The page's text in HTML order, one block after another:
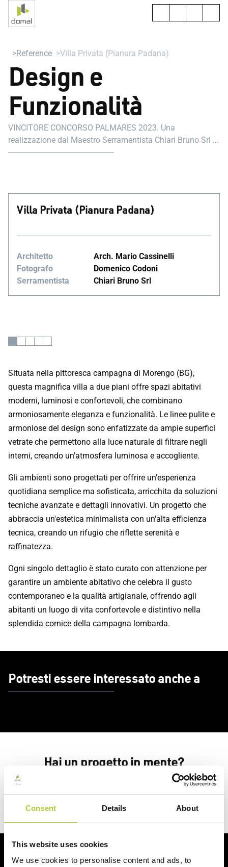
Consent Details About
This website uses cookies
We use cookies to personalise content and ads, to
Reference Villa Privata (Pianura Padana)
Design e
Funzionalità
VINCITORE CONCORSO PALMARES 2023. Una
realizzazione dal Maestro Serramentista Chiari Bruno Srl in
collaborazione con l’Architetto Mario Cassinelli.
Villa Privata (Pianura Padana)
Architetto
Arch. Mario Cassinelli
Fotografo
Domenico Codoni
Serramentista
Chiari Bruno Srl
Situata nella pittoresca campagna di Morengo (BG),
questa magnifica villa a due piani offre spazi abitativi
moderni, luminosi e confortevoli, che combinano
armoniosamente eleganza e funzionalità. Le linee pulite e
armoniose del design sono enfatizzate da ampie superfici
vetrate che permettono alla luce naturale di filtrare negli
interni, creando un'atmosfera luminosa e accogliente.
Gli ambienti sono progettati per offrire un'esperienza
quotidiana semplice ma sofisticata, arricchita da soluzioni
tecniche avanzate e dettagli innovativi. Un progetto che
abbraccia un'estetica minimalista con un'alta efficienza
tecnica, creando un rifugio che riflette serenità e
raffinatezza.
Ogni singolo dettaglio è stato curato con attenzione per
garantire un ambiente abitativo che celebra il gusto
contemporaneo e la qualità artigianale, offrendo agli
abitanti un luogo di vita confortevole e distintivo nella
splendida cornice della campagna lombarda.
Potresti essere interessato anche a
Hai un progetto in mente?
Richiedi un preventivo
Ci prendiamo cura dei nostri clienti